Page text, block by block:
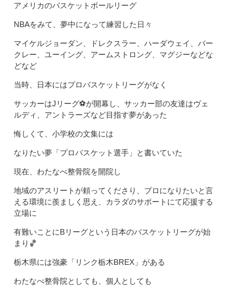
アメリカのバスケットボールリーグ
NBAをみて、夢中になって練習した日々
マイケルジョーダン、ドレクスラー、ハーダウェイ、バー
クレー、ユーイング、アームストロング、マグジーなどな
どなど
当時、日本にはプロバスケットリーグがなく
サッカーはJリーグ⚽️が開幕し、サッカー部の友達はヴェ
ルディ、アントラーズなど目指す夢があった
悔しくて、小学校の文集には
なりたい夢「プロバスケット選手」と書いていた
現在、わたなべ整骨院を開院し
地域のアスリートが頼ってくださり、プロになりたいと言
える環境に羨ましく思え、カラダのサポートにて応援する
立場に
有難いことにBリーグという日本のバスケットリーグが始
まり🏀
栃木県には強豪「リンク栃木BREX」がある
わたなべ整骨院としても、個人としても